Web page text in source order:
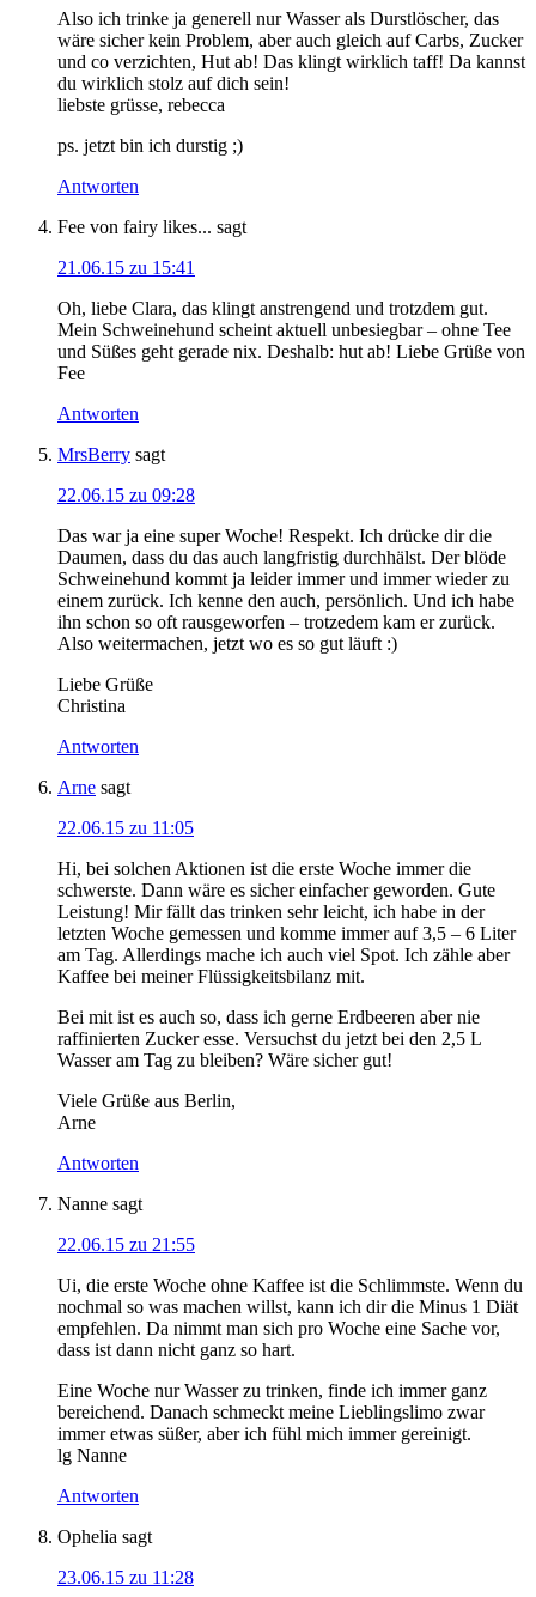
Also ich trinke ja generell nur Wasser als Durstlöscher, das
wäre sicher kein Problem, aber auch gleich auf Carbs, Zucker
und co verzichten, Hut ab! Das klingt wirklich taff! Da kannst
du wirklich stolz auf dich sein!
liebste grüsse, rebecca
ps. jetzt bin ich durstig ;)
Antworten
Fee von fairy likes... sagt
21.06.15 zu 15:41
Oh, liebe Clara, das klingt anstrengend und trotzdem gut.
Mein Schweinehund scheint aktuell unbesiegbar – ohne Tee
und Süßes geht gerade nix. Deshalb: hut ab! Liebe Grüße von
Fee
Antworten
MrsBerry sagt
22.06.15 zu 09:28
Das war ja eine super Woche! Respekt. Ich drücke dir die
Daumen, dass du das auch langfristig durchhälst. Der blöde
Schweinehund kommt ja leider immer und immer wieder zu
einem zurück. Ich kenne den auch, persönlich. Und ich habe
ihn schon so oft rausgeworfen – trotzedem kam er zurück.
Also weitermachen, jetzt wo es so gut läuft :)
Liebe Grüße
Christina
Antworten
Arne sagt
22.06.15 zu 11:05
Hi, bei solchen Aktionen ist die erste Woche immer die
schwerste. Dann wäre es sicher einfacher geworden. Gute
Leistung! Mir fällt das trinken sehr leicht, ich habe in der
letzten Woche gemessen und komme immer auf 3,5 – 6 Liter
am Tag. Allerdings mache ich auch viel Spot. Ich zähle aber
Kaffee bei meiner Flüssigkeitsbilanz mit.
Bei mit ist es auch so, dass ich gerne Erdbeeren aber nie
raffinierten Zucker esse. Versuchst du jetzt bei den 2,5 L
Wasser am Tag zu bleiben? Wäre sicher gut!
Viele Grüße aus Berlin,
Arne
Antworten
Nanne sagt
22.06.15 zu 21:55
Ui, die erste Woche ohne Kaffee ist die Schlimmste. Wenn du
nochmal so was machen willst, kann ich dir die Minus 1 Diät
empfehlen. Da nimmt man sich pro Woche eine Sache vor,
dass ist dann nicht ganz so hart.
Eine Woche nur Wasser zu trinken, finde ich immer ganz
bereichend. Danach schmeckt meine Lieblingslimo zwar
immer etwas süßer, aber ich fühl mich immer gereinigt.
lg Nanne
Antworten
Ophelia sagt
23.06.15 zu 11:28